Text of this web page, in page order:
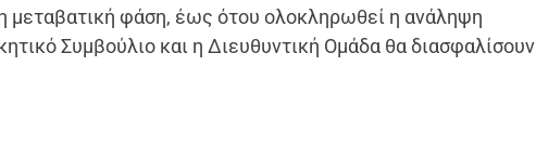
μεταβατική φάση, έως ότου ολοκληρωθεί η ανάληψη
Συμβούλιο και η Διευθυντική Ομάδα θα διασφαλίσουν